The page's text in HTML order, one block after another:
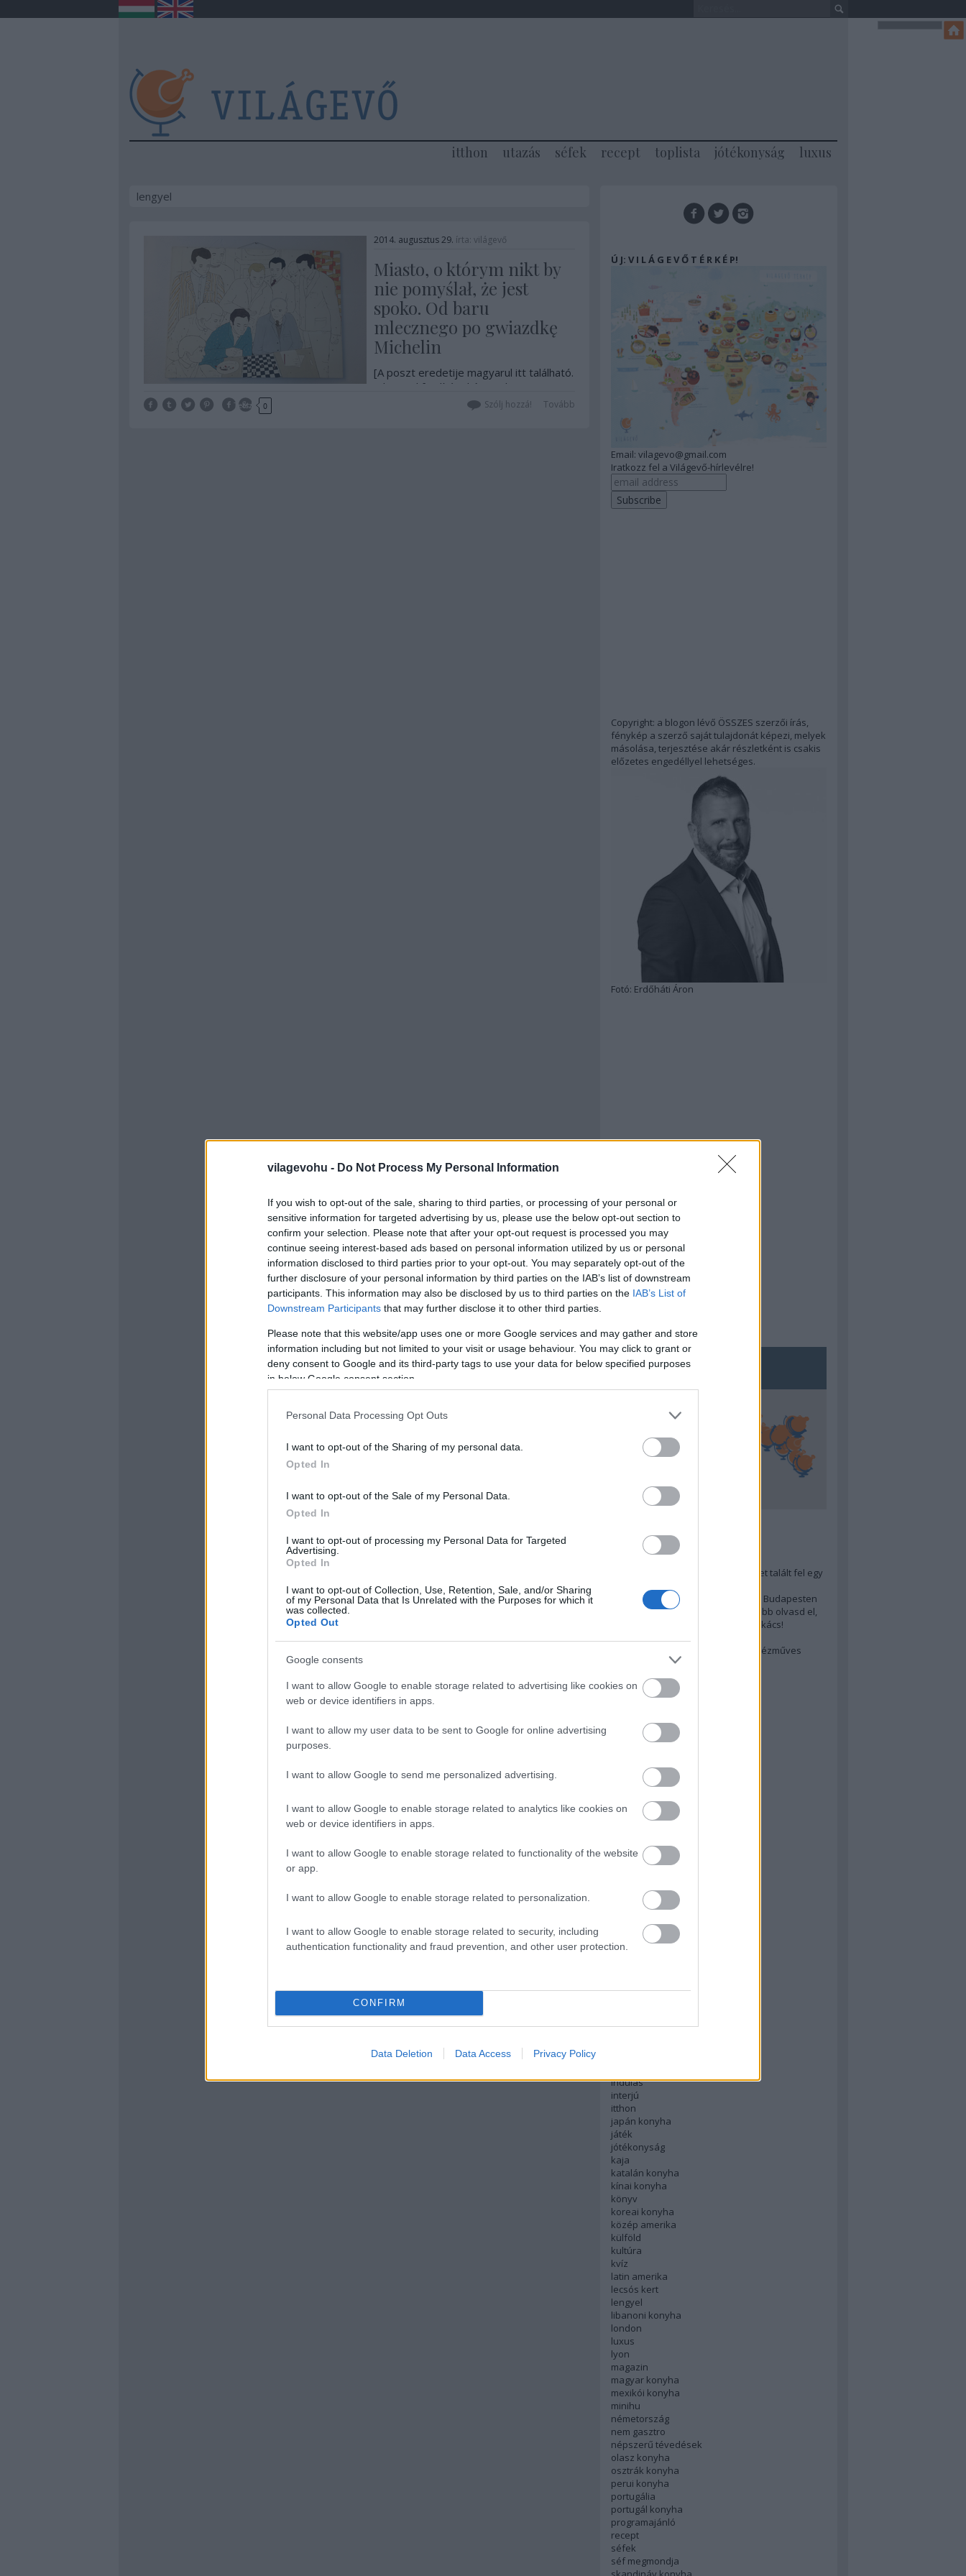
vilagevohu - Do Not Process My Personal Information
If you wish to opt-out of the sale, sharing to third parties, or processing of your personal or
sensitive information for targeted advertising by us, please use the below opt-out section to
confirm your selection. Please note that after your opt-out request is processed you may
continue seeing interest-based ads based on personal information utilized by us or personal
information disclosed to third parties prior to your opt-out. You may separately opt-out of the
further disclosure of your personal information by third parties on the IAB’s list of downstream
participants. This information may also be disclosed by us to third parties on the IAB’s List of
Downstream Participants that may further disclose it to other third parties.
Please note that this website/app uses one or more Google services and may gather and store
information including but not limited to your visit or usage behaviour. You may click to grant or
deny consent to Google and its third-party tags to use your data for below specified purposes
in below Google consent section.
Personal Data Processing Opt Outs
I want to opt-out of the Sharing of my personal data.
Opted In
I want to opt-out of the Sale of my Personal Data.
Opted In
I want to opt-out of processing my Personal Data for Targeted
Advertising.
Opted In
I want to opt-out of Collection, Use, Retention, Sale, and/or Sharing
of my Personal Data that Is Unrelated with the Purposes for which it
was collected.
Opted Out
Google consents
I want to allow Google to enable storage related to advertising like cookies on
web or device identifiers in apps.
I want to allow my user data to be sent to Google for online advertising
purposes.
I want to allow Google to send me personalized advertising.
I want to allow Google to enable storage related to analytics like cookies on
web or device identifiers in apps.
I want to allow Google to enable storage related to functionality of the website
or app.
I want to allow Google to enable storage related to personalization.
I want to allow Google to enable storage related to security, including
authentication functionality and fraud prevention, and other user protection.
CONFIRM
Data Deletion Data Access Privacy Policy
itthon utazás séfek recept toplista jótékonyság luxus
lengyel
2014. augusztus 29. írta: világevő
Miasto, o którym nikt by
nie pomyślał, że jest
spoko. Od baru
mlecznego po gwiazdkę
Michelin
[A poszt eredetije magyarul itt található.
A lengyel fordítást készen kaptam,
annak érdekében, hogy ők is
Tetszik 0 Tovább
Szólj hozzá!
Ú J: V I L Á G E V Ő T É R K É P!
Email: vilagevo@gmail.com
Iratkozz fel a Világevő-hírlevélre!
Copyright: a blogon lévő ÖSSZES szerzői írás,
fénykép a szerző saját tulajdonát képezi, melyek
másolása, terjesztése akár részletként is csakis
előzetes engedéllyel lehetséges.
Fotó: Erdőháti Áron
TOP5
Annyira menő Budapest-térképet talált fel egy
A 10 legjobb (elérhető árú) ebéd Budapesten
Szakács akarsz lenni? Akkor előbb olvasd el,
mit gondol erről egy magyar szakács!
Budapest rejtett kincsei: orosz kézműves
afrikai konyha
ázsiai konyha
baszk konyha
belgium
bocusedor
bocuse dor
dél amerika
English
északi konyha
francia konyha
holland konyha
indulás
interjú
itthon
japán konyha
játék
jótékonyság
kaja
katalán konyha
kínai konyha
könyv
koreai konyha
közép amerika
külföld
kultúra
kvíz
latin amerika
lecsós kert
lengyel
libanoni konyha
london
luxus
lyon
magazin
magyar konyha
mexikói konyha
minihu
németország
nem gasztro
népszerű tévedések
olasz konyha
osztrák konyha
perui konyha
portugália
portugál konyha
programajánló
recept
séfek
séf megmondja